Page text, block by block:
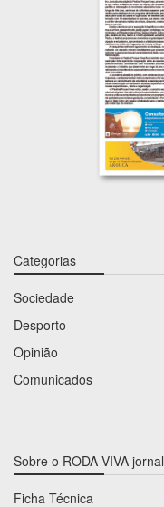
Categorias
Sociedade
Desporto
Opinião
Comunicados
Sobre o RODA VIVA jornal
Ficha Técnica